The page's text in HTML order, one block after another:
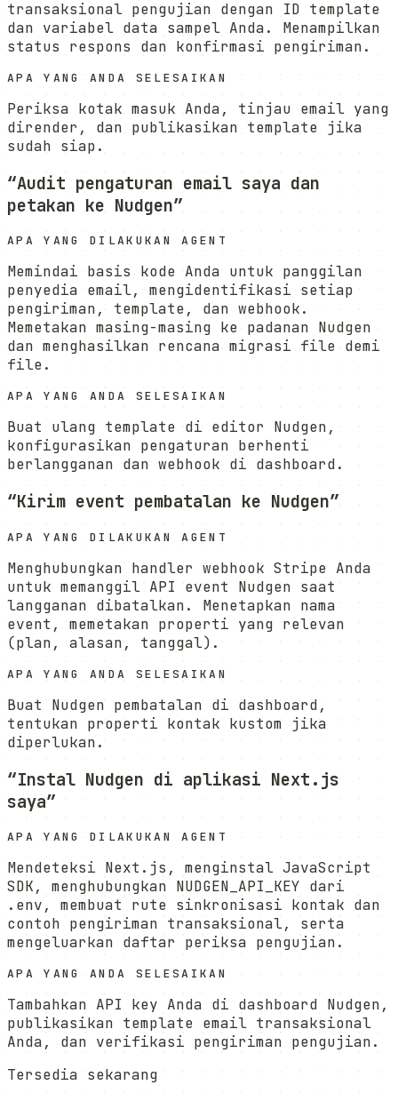
transaksional pengujian dengan ID template
dan variabel data sampel Anda. Menampilkan
status respons dan konfirmasi pengiriman.
APA YANG ANDA SELESAIKAN
Periksa kotak masuk Anda, tinjau email yang
dirender, dan publikasikan template jika
sudah siap.
“Audit pengaturan email saya dan
petakan ke Nudgen”
APA YANG DILAKUKAN AGENT
Memindai basis kode Anda untuk panggilan
penyedia email, mengidentifikasi setiap
pengiriman, template, dan webhook.
Memetakan masing-masing ke padanan Nudgen
dan menghasilkan rencana migrasi file demi
file.
APA YANG ANDA SELESAIKAN
Buat ulang template di editor Nudgen,
konfigurasikan pengaturan berhenti
berlangganan dan webhook di dashboard.
“Kirim event pembatalan ke Nudgen”
APA YANG DILAKUKAN AGENT
Menghubungkan handler webhook Stripe Anda
untuk memanggil API event Nudgen saat
langganan dibatalkan. Menetapkan nama
event, memetakan properti yang relevan
(plan, alasan, tanggal).
APA YANG ANDA SELESAIKAN
Buat Nudgen pembatalan di dashboard,
tentukan properti kontak kustom jika
diperlukan.
“Instal Nudgen di aplikasi Next.js
saya”
APA YANG DILAKUKAN AGENT
Mendeteksi Next.js, menginstal JavaScript
SDK, menghubungkan NUDGEN_API_KEY dari
.env, membuat rute sinkronisasi kontak dan
contoh pengiriman transaksional, serta
mengeluarkan daftar periksa pengujian.
APA YANG ANDA SELESAIKAN
Tambahkan API key Anda di dashboard Nudgen,
publikasikan template email transaksional
Anda, dan verifikasi pengiriman pengujian.
Tersedia sekarang